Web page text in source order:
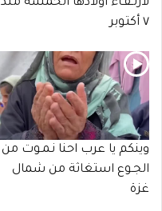
لارتـقـاء أولادها الخمسه منذ
٧ أكتوبر
وينكم يا عرب احنا نـمـوت من
الجـوع استغاثة من شمال
غزة